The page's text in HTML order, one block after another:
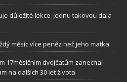
důležité lekce. Jednu takovou dala
měsíc více peněz než jeho matka
17měsíčním dvojčatům zanechal
na dalších 30 let života